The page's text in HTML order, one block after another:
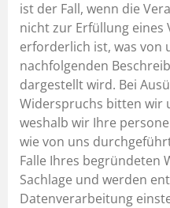
ist der Fall, wenn die
nicht zur Erfüllung eines
erforderlich ist, was von
nachfolgenden
dargestellt wird. Bei
Widerspruchs bitten wir
weshalb wir Ihre
wie von uns
Falle Ihres begründeten
Sachlage und werden
Datenverarbeitung